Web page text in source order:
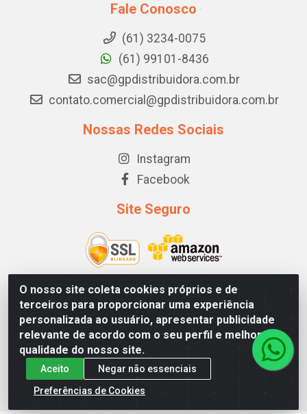
O nosso site coleta cookies próprios e de
terceiros para proporcionar uma experiência
personalizada ao usuário, apresentar publicidade
relevante de acordo com o seu perfil e melhorar a
qualidade do nosso site.
Aceito
Negar não essenciais
Preferências de Cookies
Fale Conosco
(61) 3234-0075
(61) 99101-8436
sac@gpdistribuidora.com.br
contato.comercial@gpdistribuidora.com.br
Nossas Redes Sociais
Instagram
Facebook
Site Seguro
GP DISTRIBUIDORA - STRC TRECHO 1, LOTE 03/04 CJ A - SIA
- Brasília/DF - CEP 71225-510 - CNPJ 10.881.686/0001-20